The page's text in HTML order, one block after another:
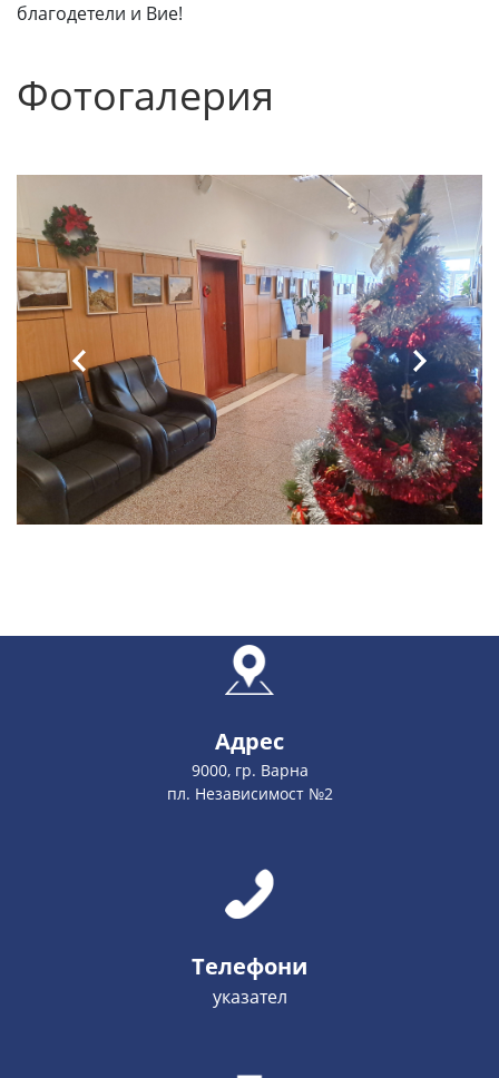
благодетели и Вие!
Фотогалерия
Адрес
9000, гр. Варна
пл. Независимост №2
Телефони
указател